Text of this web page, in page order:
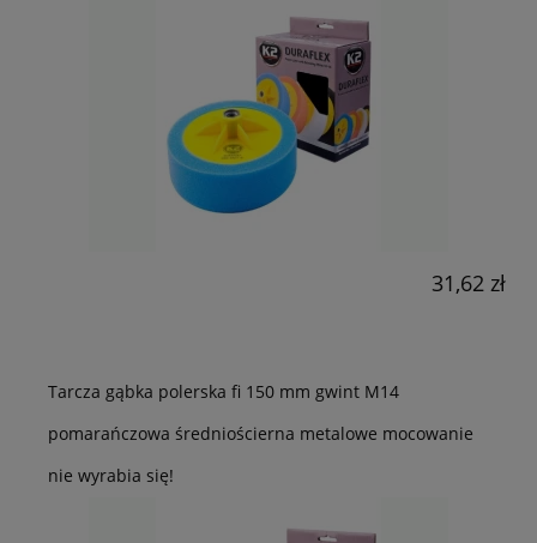
31,62 zł
Tarcza gąbka polerska fi 150 mm gwint M14
pomarańczowa średniościerna metalowe mocowanie
nie wyrabia się!